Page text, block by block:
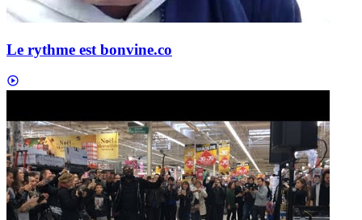
Le rythme est bonvine.co